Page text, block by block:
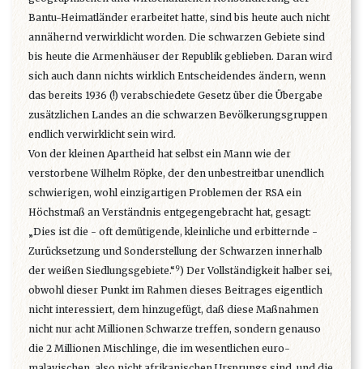
Bantu-Heimatländer erarbeitet hatte, sind bis heute auch nicht
annähernd verwirklicht worden. Die schwarzen Gebiete sind
bis heute die Armenhäuser der Republik geblieben. Daran wird
sich auch dann nichts wirklich Entscheidendes ändern, wenn
das bereits 1936 (!) verabschiedete Gesetz über die Übergabe
zusätzlichen Landes an die schwarzen Bevölkerungsgruppen
endlich verwirklicht sein wird.
Von der kleinen Apartheid hat selbst ein Mann wie der
verstorbene Wilhelm Röpke, der den unbestreitbar unendlich
schwierigen, wohl einzigartigen Problemen der RSA ein
Höchstmaß an Verständnis entgegengebracht hat, gesagt:
„Dies ist die - oft demütigende, kleinliche und erbitternde -
Zurücksetzung und Sonderstellung der Schwarzen innerhalb
der weißen Siedlungsgebiete.“9) Der Vollständigkeit halber sei,
obwohl dieser Punkt im Rahmen dieses Beitrages eigentlich
nicht interessiert, dem hinzugefügt, daß diese Maßnahmen
nicht nur acht Millionen Schwarze treffen, sondern genauso
die 2 Millionen Mischlinge, die im wesentlichen euro-